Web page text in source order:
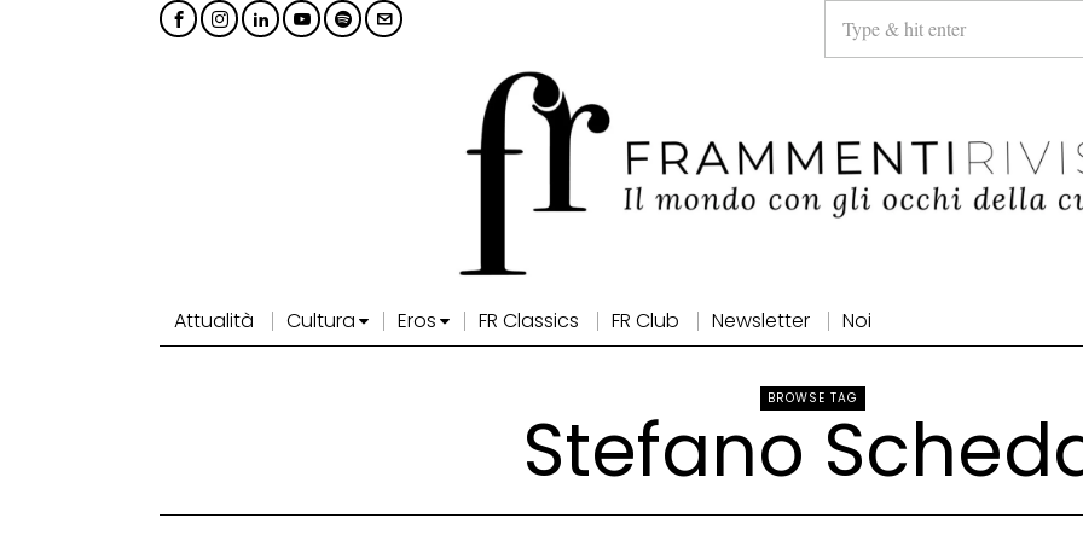
Attualità Cultura Eros FR Classics FR Club Newsletter Noi
BROWSE TAG
Stefano